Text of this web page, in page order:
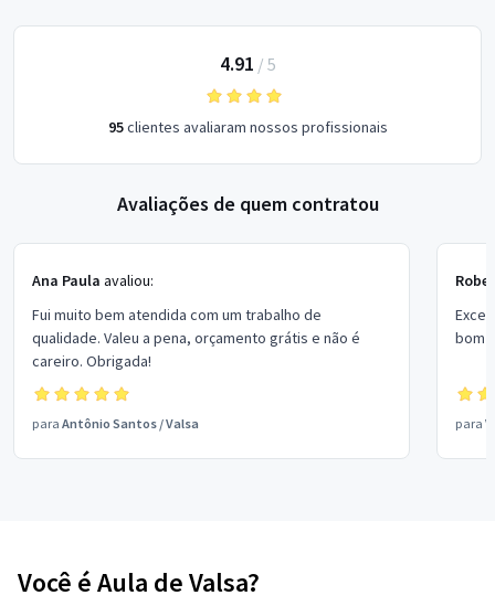
4.91 / 5
95clientes avaliaram nossos profissionais
Avaliações de quem contratou
Ana Paula avaliou:
Fui muito bem atendida com um trabalho de
qualidade. Valeu a pena, orçamento grátis e não é
careiro. Obrigada!
para Antônio Santos /Valsa
bom
para
Você é Aula de Valsa?